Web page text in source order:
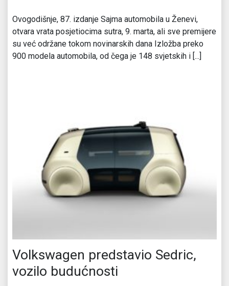
Ovogodišnje, 87. izdanje Sajma automobila u Ženevi,
otvara vrata posjetiocima sutra, 9. marta, ali sve premijere
su već održane tokom novinarskih dana Izložba preko
900 modela automobila, od čega je 148 svjetskih i [...]
Volkswagen predstavio Sedric,
vozilo budućnosti